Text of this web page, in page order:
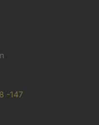
-147